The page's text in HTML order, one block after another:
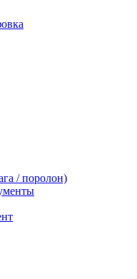
/ поролон)